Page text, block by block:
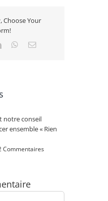
Choose Your
LinkedInWhatsApp
Email
notre conseil
ensemble « Rien
Commentaires